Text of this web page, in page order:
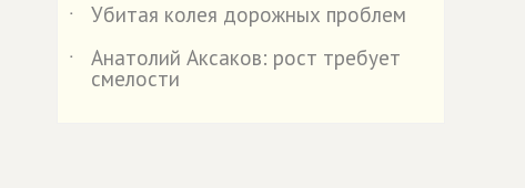
˙
Убитая колея дорожных проблем
˙
Анатолий Аксаков: рост требует
смелости